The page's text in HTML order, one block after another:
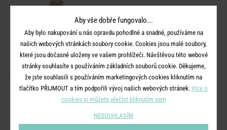
BOMAS
Stínidlo na lampu 40 cm
Aby vše dobře fungovalo...
Aby bylo nakupování u nás opravdu pohodlné a snadné, používáme na
našich webových stránkách soubory cookie. Cookies jsou malé soubory,
které jsou dočasně uloženy ve vašem prohlížeči. Návštěvou této webové
stránky souhlasíte s používáním základních souborů cookie. Děkujeme,
že jste souhlasili s používáním marketingových cookies kliknutím na
tlačítko PŘIJMOUT a tím podpořili vývoj našich webových stránek. Více o
cookies si můžete přečíst kliknutím sem
NESOUHLASÍM